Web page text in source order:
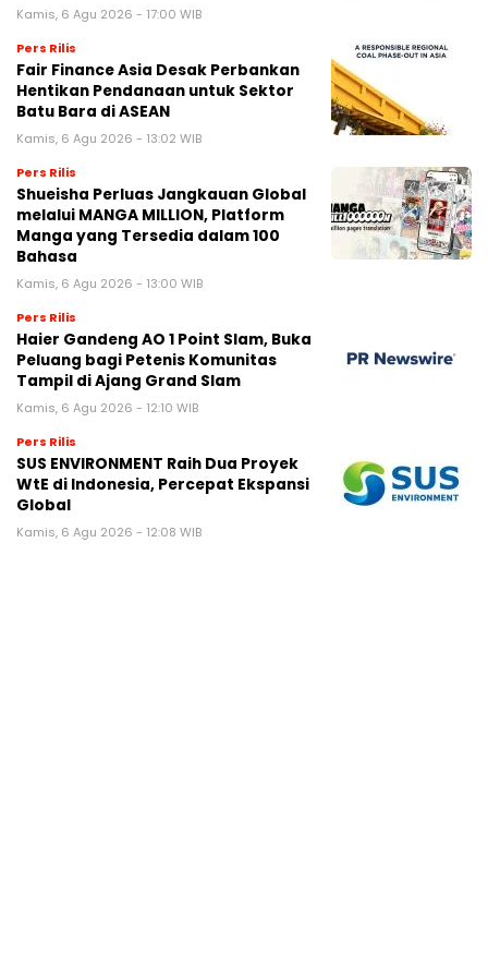
Kamis, 6 Agu 2026 - 17:00 WIB
Pers Rilis
Fair Finance Asia Desak Perbankan
Hentikan Pendanaan untuk Sektor
Batu Bara di ASEAN
Kamis, 6 Agu 2026 - 13:02 WIB
Pers Rilis
Shueisha Perluas Jangkauan Global
melalui MANGA MILLION, Platform
Manga yang Tersedia dalam 100
Bahasa
Kamis, 6 Agu 2026 - 13:00 WIB
Pers Rilis
Haier Gandeng AO 1 Point Slam, Buka
Peluang bagi Petenis Komunitas
Tampil di Ajang Grand Slam
Kamis, 6 Agu 2026 - 12:10 WIB
Pers Rilis
SUS ENVIRONMENT Raih Dua Proyek
WtE di Indonesia, Percepat Ekspansi
Global
Kamis, 6 Agu 2026 - 12:08 WIB